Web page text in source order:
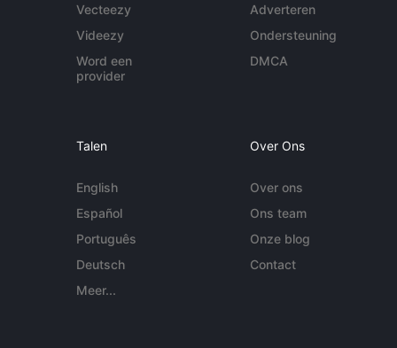
Vecteezy
Videezy
Word een
provider
Adverteren
Ondersteuning
DMCA
Talen
English
Español
Português
Deutsch
Meer...
Over Ons
Over ons
Ons team
Onze blog
Contact